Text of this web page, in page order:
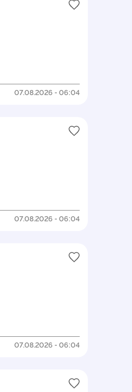
07.08.2026 - 06:04
07.08.2026 - 06:04
07.08.2026 - 06:04